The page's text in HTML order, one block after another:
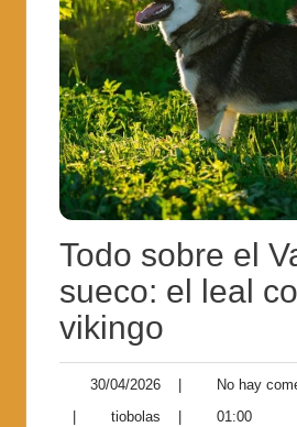
Todo sobre el
sueco: el leal
vikingo
30/04/2026 |
No hay
|
tiobolas | 01:00